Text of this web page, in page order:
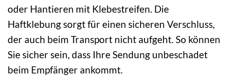
oder Hantieren mit Klebestreifen. Die
Haftklebung sorgt für einen sicheren Verschluss,
der auch beim Transport nicht aufgeht. So können
Sie sicher sein, dass Ihre Sendung unbeschadet
beim Empfänger ankommt.